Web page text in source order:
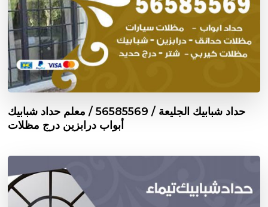
حداد شبابيك الجليعة / 56585569 / معلم حداد شبابيك
أبواب درابزين درج مظلات